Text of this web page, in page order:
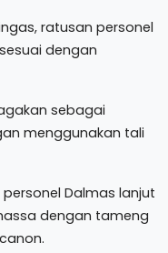
ratusan personel
dengan
sebagai
menggunakan tali
Dalmas lanjut
dengan tameng